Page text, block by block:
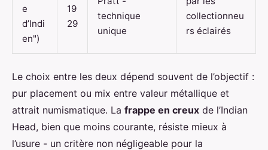
e
d’Indi
en")
19
29
technique
unique
collectionneu
rs éclairés
Le choix entre les deux dépend souvent de l’objectif :
pur placement ou mix entre valeur métallique et
attrait numismatique. La frappe en creux de l’Indian
Head, bien que moins courante, résiste mieux à
l’usure - un critère non négligeable pour la